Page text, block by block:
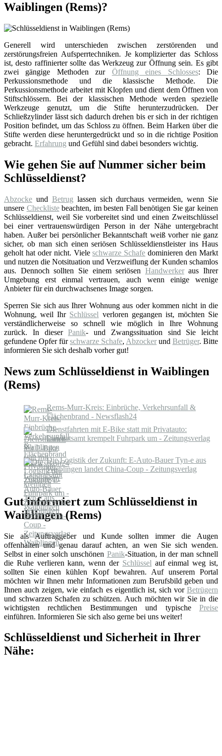
Waiblingen (Rems)?
Generell wird unterschieden zwischen zerstörenden und
zerstörungsfreien Aufsperrtechniken. Je komplizierter das Schloss
ist, desto raffinierter sollte das Werkzeug zur Öffnung sein. Es gibt
zwei gängige Methoden zur Öffnung eines Schlosses: Die
Perkussionsmethode und die klassische Methode. Die
Perkussionsmethode arbeitet mit Klopfen und dient dem Öffnen von
Stiftschlössern. Bei der klassischen Methode werden spezielle
Werkzeuge genutzt, um die Stifte herunterzudrücken. Der
Schließzylinder lässt sich dadurch drehen bis er sich in der richtigen
Position befindet, um das Schloss zu öffnen. Beim Harken über die
Stifte werden diese heruntergedrückt und so in die richtige Position
gebracht. Erfahrung und Gefühl sind dabei besonders wichtig.
Wie gehen Sie auf Nummer sicher beim
Schlüsseldienst?
Abzocke und Betrug lassen sich durchaus vermeiden, wenn Sie
unsere Checklistebeachten, im besten Fall benötigen Sie gar keinen
Schlüsseldienst, weil Sie vorbereitet sind und einen Zweitschlüssel
bei einer vertrauenswürdigen Person in der Nähe untergebracht
haben. Außer bei persönlicher Bekanntschaft weiß vorher nie ganz
sicher, ob man sich einen seriösen Schlüsseldienstleister ins Haus
geholt hat oder nicht. Vieleschwarze Schafe dominieren den Markt
und nutzen die Notsituation und Verzweiflung der Kunden schamlos
aus. Dennoch sollten Sie einem seriösen Handwerkeraus Ihrer
Umgebung erst einmal vertrauen, auch wenn einige wenige
Anbieter für ein durchwachsenes Image sorgen.
Sperren Sie sich aus Ihrer Wohnung aus oder kommen nicht in die
Wohnung, weil Ihr Schlüssel verloren gegangen ist, möchten Sie
verständlicherweise so schnell wie möglich in Ihre Wohnung
zurück. In dieserPanik- und Zwangssituation sind Sie leicht
gefundene Opfer fürschwarze Schafe, Abzocker und Betrüger. Bitte
informieren Sie sich deshalb vorher gut!
News zum Schlüsseldienst in Waiblingen
(Rems)
Rems-Murr-Kreis: Einbrüche, Verkehrsunfall &
Flächenbrand - Newsflash24
Dienstfahrten mit E-Bike statt mit Privatauto:
Landratsamt krempelt Fuhrpark um - Zeitungsverlag
Waiblingen
Die Logistik der Zukunft: E-Auto-Bauer Tyn-e aus
Waiblingen landet China-Coup - Zeitungsverlag
Waiblingen
Gut informiert zum Schlüsseldienst in
Waiblingen (Rems)
Sie als Auftraggeber und Kunde sollten immer die Augen
offenhalten und genau darauf achten, an wen Sie sich wenden.
Selbst in einer solch unschönen Panik-Situation, in der man schnell
die Ruhe verlieren kann, wenn der Schlüssel auf einmal weg ist,
sollten Sie einen kühlen Kopf bewahren. Auf unserem Portal
möchten wir Ihnen mehr Informationen zum Berufsbild geben und
Ihnen auch zeigen, wie einfach es eigentlich ist, sich vor Betrügern
und schwarzen Schafen zu schützen. Auch möchten wir Sie in die
wichtigsten rechtlichen Bestimmungen und typische Preise
einführen. Informieren Sie sich also gerne bei uns weiter!
Schlüsseldienst und Sicherheit in Ihrer
Nähe: